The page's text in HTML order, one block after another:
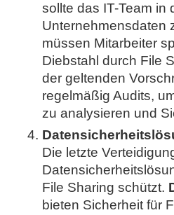
sollte das IT-Team in
Unternehmensdaten
müssen Mitarbeiter
Diebstahl durch File
der geltenden
regelmäßig Audits,
zu analysieren und
Die letzte
File Sharing schützt.
bieten Sicherheit für